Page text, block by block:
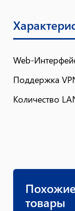
Web-
Поддержка
Количество
Похожие
товары